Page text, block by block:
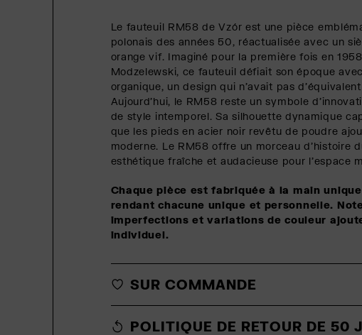
Le fauteuil RM58 de Vzór est une pièce
polonais des années 50, réactualisée avec un
orange vif. Imaginé pour la première fois en
Modzelewski, ce fauteuil défiait son époque
organique, un design qui n'avait pas
Aujourd'hui, le RM58 reste un symbole
de style intemporel. Sa silhouette dynamique
que les pieds en acier noir revêtu de poudre
moderne. Le RM58 offre un morceau d'histoire
esthétique fraîche et audacieuse pour l'espace
Chaque pièce est fabriquée à la main
rendant chacune unique et personnelle.
imperfections et variations de couleur
individuel.
SUR COMMANDE
POLITIQUE DE RETOUR DE 50